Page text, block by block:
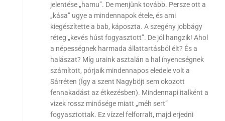
jelentése „hamu”. De menjünk tovább. Persze ott a
„kása” ugye a mindennapok étele, és ami
kiegészítette a bab, káposzta. A szegény jobbágy
réteg „kevés húst fogyasztott”. De jól hangzik! Ahol
a népességnek harmada állattartásból élt? És a
halászat? Míg uraink asztalán a hal ínyencségnek
számított, pórjaik mindennapos eledele volt a
Sárréten (Így a szent Nagyböjt sem okozott
fennakadást az étkezésben). Mindennapi italként a
vizek rossz minősége miatt „méh sert”
fogyasztottak. Ez vízzel felforralt, majd erjedni